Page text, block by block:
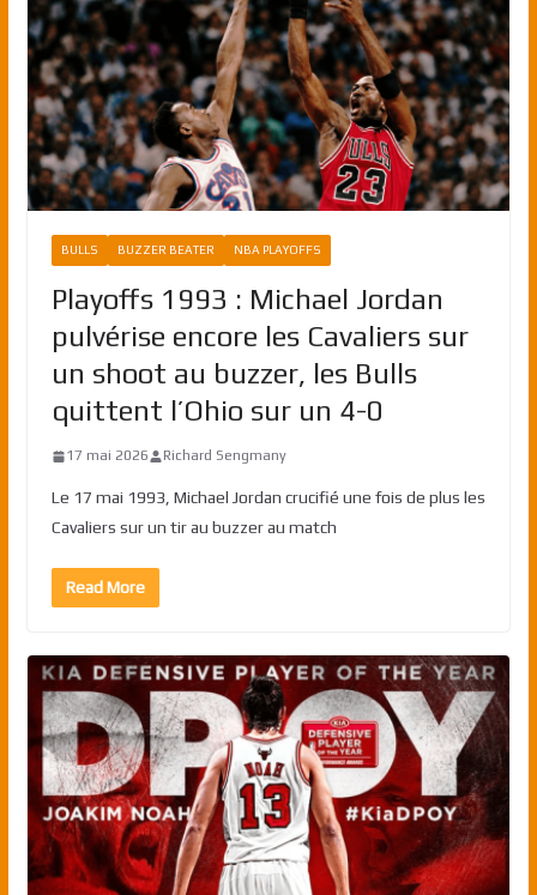
BULLS BUZZER BEATER NBA PLAYOFFS
Playoffs 1993 : Michael Jordan
pulvérise encore les Cavaliers sur
un shoot au buzzer, les Bulls
quittent l’Ohio sur un 4-0
17 mai 2026 Richard Sengmany
Le 17 mai 1993, Michael Jordan crucifié une fois de plus les
Cavaliers sur un tir au buzzer au match
Read More